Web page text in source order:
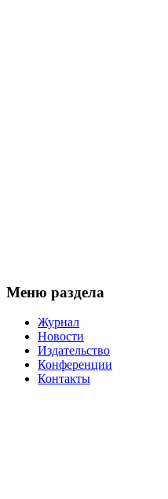
Меню раздела
Журнал
Новости
Издательство
Конференции
Контакты